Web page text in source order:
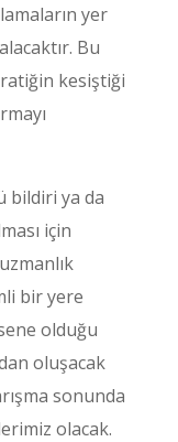
yer
Bu
kesiştiği
bildiri ya da
için
bir yere
olduğu
oluşacak
sonunda
olacak.